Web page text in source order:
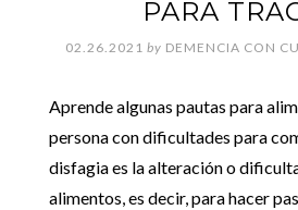
PARA
02.26.2021 by DEMENCIA CON
Aprende algunas pautas para
persona con dificultades para
disfagia es la alteración o
alimentos, es decir, para hacer